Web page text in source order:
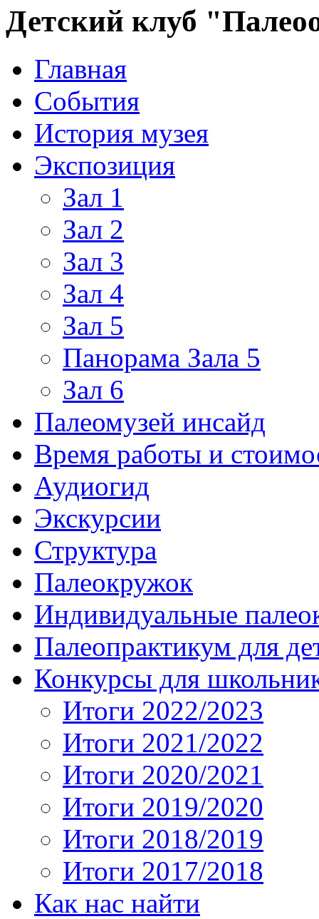
Детский клуб
Главная
События
История музея
Экспозиция
Зал 1
Зал 2
Зал 3
Зал 4
Зал 5
Панорама Зала 5
Зал 6
Палеомузей инсайд
Время работы и
Аудиогид
Экскурсии
Структура
Палеокружок
Индивидуальные
Палеопрактикум для
Конкурсы для
Итоги 2022/2023
Итоги 2021/2022
Итоги 2020/2021
Итоги 2019/2020
Итоги 2018/2019
Итоги 2017/2018
Как нас найти